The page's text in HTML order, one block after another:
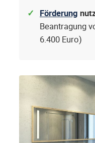
Förderung
Beantragung
6.400 Euro)